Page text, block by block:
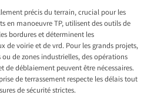
précis du terrain, crucial pour les
en manoeuvre TP, utilisent des outils de
bordures et déterminent les
de voirie et de vrd. Pour les grands projets,
de zones industrielles, des opérations
de déblaiement peuvent être nécessaires.
de terrassement respecte les délais tout
de sécurité strictes.